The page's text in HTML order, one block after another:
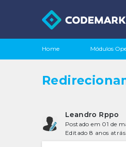
Home Módulos
Leandro Rppo
Postado em 01 de
Editado 8 anos atrás